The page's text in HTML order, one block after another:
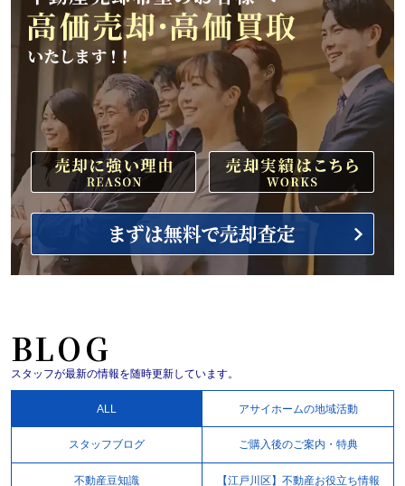
BLOG
スタッフが最新の情報を随時更新しています。
ALL アサイホームの地域活動
スタッフブログ ご購入後のご案内・特典
不動産豆知識 【江戸川区】不動産お役立ち情報